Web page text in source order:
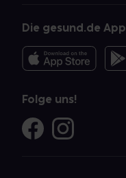
Die gesund.de App
Folge uns!